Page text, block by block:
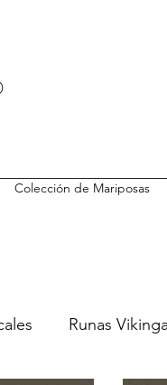
Colección de Mariposas
Runas